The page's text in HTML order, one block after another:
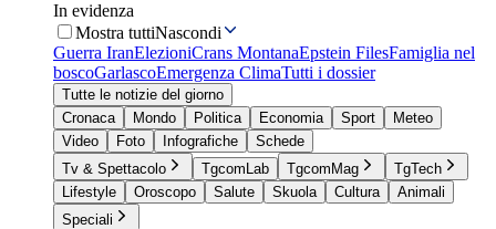
In evidenza
Mostra tuttiNascondi
Guerra IranElezioniCrans MontanaEpstein FilesFamiglia nel
boscoGarlascoEmergenza ClimaTutti i dossier
Tutte le notizie del giorno
Cronaca
Mondo Politica Economia Sport
Meteo
Video
Foto Infografiche
Schede
Tv & Spettacolo
TgcomLab TgcomMag
TgTech
Lifestyle
Oroscopo Salute Skuola Cultura
Animali
Speciali